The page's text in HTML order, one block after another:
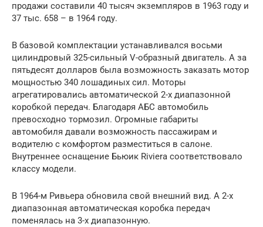
продажи составили 40 тысяч экземпляров в 1963 году и
37 тыс. 658 – в 1964 году.
В базовой комплектации устанавливался восьми
цилиндровый 325-сильный V-образный двигатель. А за
пятьдесят долларов была возможность заказать мотор
мощностью 340 лошадиных сил. Моторы
агрегатировались автоматической 2-х диапазонной
коробкой передач. Благодаря АБС автомобиль
превосходно тормозил. Огромные габариты
автомобиля давали возможность пассажирам и
водителю с комфортом разместиться в салоне.
Внутреннее оснащение Бьюик Riviеra соответствовало
классу модели.
В 1964-м Ривьера обновила свой внешний вид. А 2-х
диапазонная автоматическая коробка передач
поменялась на 3-х диапазонную.